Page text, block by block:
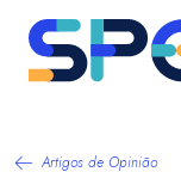
Artigos de Opinião